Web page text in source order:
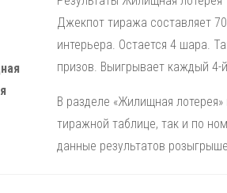
Джекпот тиража составляет
интерьера. Остается 4 шара.
призов. Выигрывает каждый 4-
В разделе «Жилищная
тиражной таблице, так и по
данные результатов